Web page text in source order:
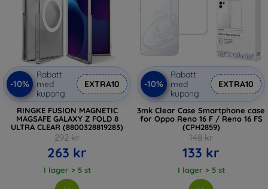
-10%
Rabatt
med
kupong
EXTRA10
RINGKE FUSION MAGNETIC
MAGSAFE GALAXY Z FOLD 8
ULTRA CLEAR (8800328819283)
292 kr
263 kr
I lager > 5 st
-10%
Rabatt
med
kupong
EXTRA10
3mk Clear Case Smartphone case
for Oppo Reno 16 F / Reno 16 FS
(CPH2859)
148 kr
133 kr
I lager > 5 st